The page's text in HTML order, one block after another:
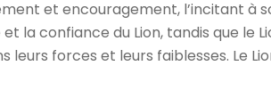
et encouragement, l’incitant à
la confiance du Lion, tandis que le
leurs forces et leurs faiblesses. Le